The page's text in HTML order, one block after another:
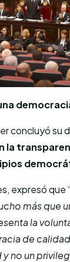
concluyó su
la
expresó que
más que
la
de
no un